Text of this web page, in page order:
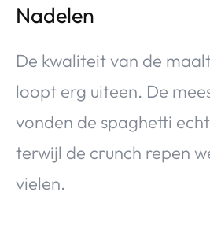
Nadelen
De kwaliteit van de
loopt erg uiteen. De
vonden de spaghetti
terwijl de crunch repen
vielen.